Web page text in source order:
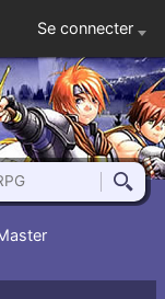
Se connecter